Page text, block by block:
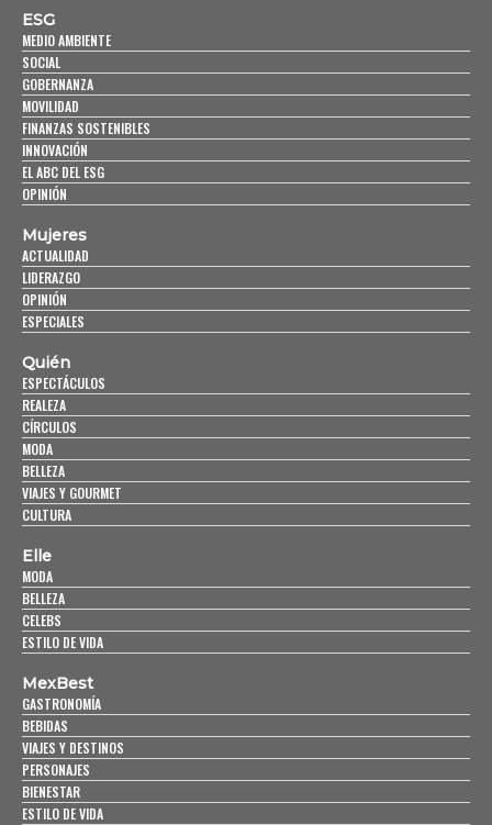
ESG
MEDIO AMBIENTE
SOCIAL
GOBERNANZA
MOVILIDAD
FINANZAS SOSTENIBLES
INNOVACIÓN
EL ABC DEL ESG
OPINIÓN
Mujeres
ACTUALIDAD
LIDERAZGO
OPINIÓN
ESPECIALES
Quién
ESPECTÁCULOS
REALEZA
CÍRCULOS
MODA
BELLEZA
VIAJES Y GOURMET
CULTURA
Elle
MODA
BELLEZA
CELEBS
ESTILO DE VIDA
MexBest
GASTRONOMÍA
BEBIDAS
VIAJES Y DESTINOS
PERSONAJES
BIENESTAR
ESTILO DE VIDA